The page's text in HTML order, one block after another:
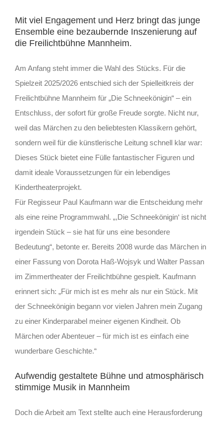
Mit viel Engagement und Herz bringt das junge
Ensemble eine bezaubernde Inszenierung auf
die Freilichtbühne Mannheim.
Am Anfang steht immer die Wahl des Stücks. Für die
Spielzeit 2025/2026 entschied sich der Spielleitkreis der
Freilichtbühne Mannheim für „Die Schneekönigin“ – ein
Entschluss, der sofort für große Freude sorgte. Nicht nur,
weil das Märchen zu den beliebtesten Klassikern gehört,
sondern weil für die künstlerische Leitung schnell klar war:
Dieses Stück bietet eine Fülle fantastischer Figuren und
damit ideale Voraussetzungen für ein lebendiges
Kindertheaterprojekt.
Für Regisseur Paul Kaufmann war die Entscheidung mehr
als eine reine Programmwahl. „,Die Schneekönigin‘ ist nicht
irgendein Stück – sie hat für uns eine besondere
Bedeutung“, betonte er. Bereits 2008 wurde das Märchen in
einer Fassung von Dorota Haß-Wojsyk und Walter Passan
im Zimmertheater der Freilichtbühne gespielt. Kaufmann
erinnert sich: „Für mich ist es mehr als nur ein Stück. Mit
der Schneekönigin begann vor vielen Jahren mein Zugang
zu einer Kinderparabel meiner eigenen Kindheit. Ob
Märchen oder Abenteuer – für mich ist es einfach eine
wunderbare Geschichte.“
Aufwendig gestaltete Bühne und atmosphärisch
stimmige Musik in Mannheim
Doch die Arbeit am Text stellte auch eine Herausforderung